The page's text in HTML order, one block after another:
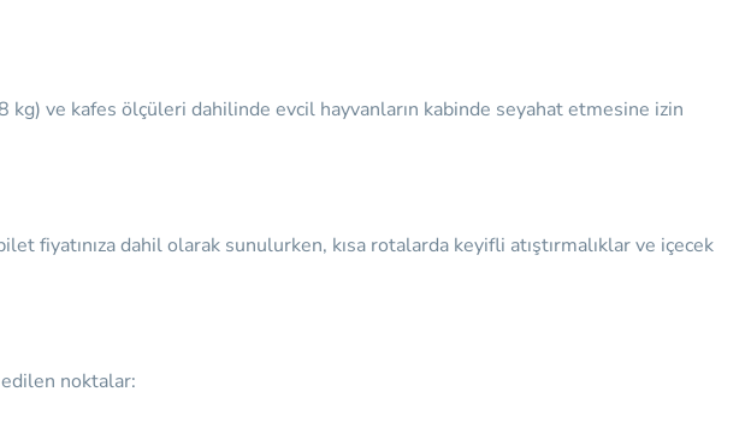
kg) ve kafes ölçüleri dahilinde evcil hayvanların kabinde seyahat etmesine izin
fiyatınıza dahil olarak sunulurken, kısa rotalarda keyifli atıştırmalıklar ve içecek
edilen noktalar: